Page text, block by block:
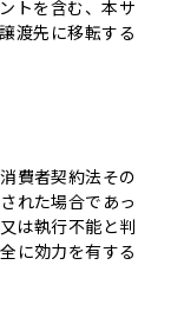
トを含む、本サ
渡先に移転する
費者契約法その
れた場合であっ
は執行不能と判
に効力を有する